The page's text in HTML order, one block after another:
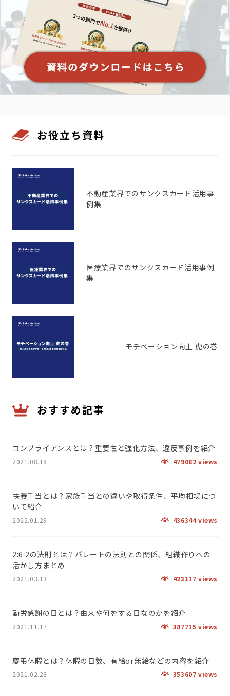
お役立ち資料
不動産業界でのサンクスカード活用事
例集
医療業界でのサンクスカード活用事例
集
モチベーション向上 虎の巻
おすすめ記事
コンプライアンスとは？重要性と強化方法、違反事例を紹介
2021.08.18 479082 views
扶養手当とは？家族手当との違いや取得条件、平均相場につ
いて紹介
2022.01.29 436344 views
2:6:2の法則とは？パレートの法則との関係、組織作りへの
活かし方まとめ
2021.03.13 423117 views
勤労感謝の日とは？由来や何をする日なのかを紹介
2021.11.17 387715 views
慶弔休暇とは？休暇の日数、有給or無給などの内容を紹介
2021.02.28 353607 views